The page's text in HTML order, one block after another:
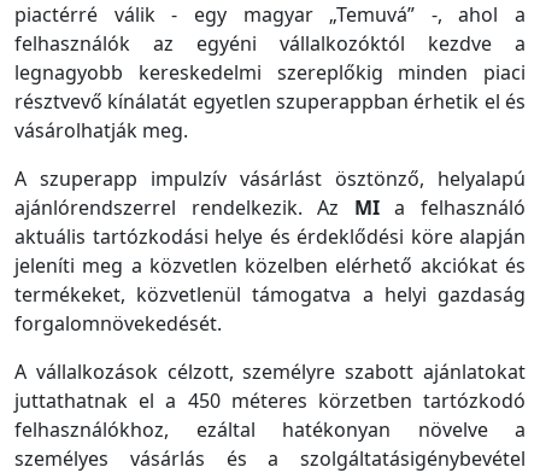
piactérré válik - egy magyar „Temuvá” -, ahol a
felhasználók az egyéni vállalkozóktól kezdve a
legnagyobb kereskedelmi szereplőkig minden piaci
résztvevő kínálatát egyetlen szuperappban érhetik el és
vásárolhatják meg.
A szuperapp impulzív vásárlást ösztönző, helyalapú
ajánlórendszerrel rendelkezik. Az MIa felhasználó
aktuális tartózkodási helye és érdeklődési köre alapján
jeleníti meg a közvetlen közelben elérhető akciókat és
termékeket, közvetlenül támogatva a helyi gazdaság
forgalomnövekedését.
A vállalkozások célzott, személyre szabott ajánlatokat
juttathatnak el a 450 méteres körzetben tartózkodó
felhasználókhoz, ezáltal hatékonyan növelve a
személyes vásárlás és a szolgáltatásigénybevétel